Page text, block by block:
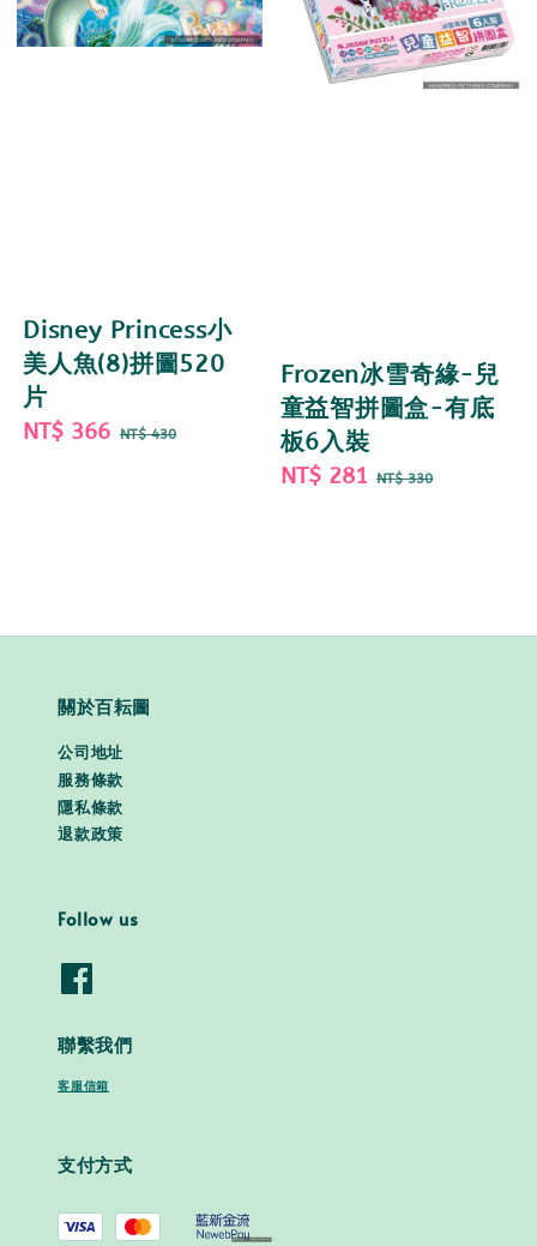
Disney Princess小
美人魚(8)拼圖520
片
Sale
NT$ 366 Regular
NT$ 430
Frozen冰雪奇緣-兒
童益智拼圖盒-有底
板6入裝
Sale
NT$ 281 Regular
NT$ 330
關於百耘圖
公司地址
服務條款
隱私條款
退款政策
Follow us
聯繫我們
客服信箱
支付方式